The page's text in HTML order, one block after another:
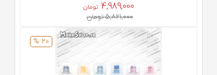
4,989,000 تومان
5,821,000 تومان
20 %